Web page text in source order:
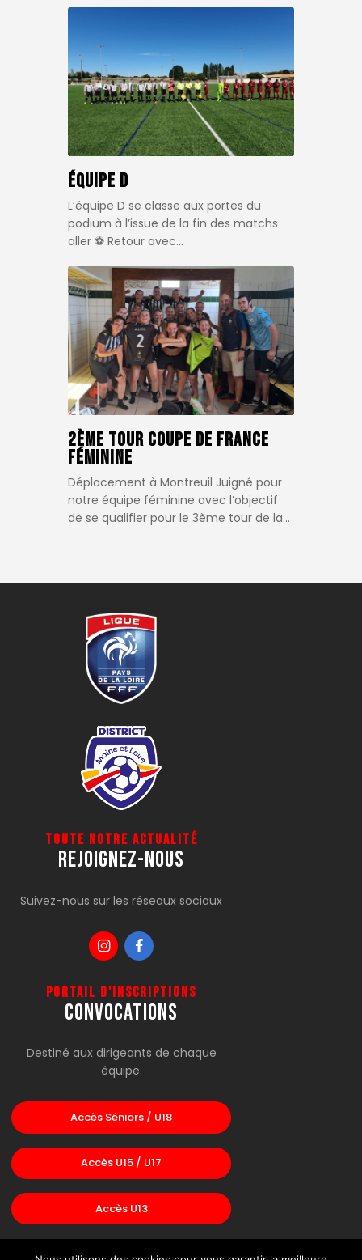
Équipe D
L’équipe D se classe aux portes du
podium à l’issue de la fin des matchs
aller ⚽️ Retour avec…
2ème tour Coupe de France
féminine
Déplacement à Montreuil Juigné pour
notre équipe féminine avec l’objectif
de se qualifier pour le 3ème tour de la…
Toute notre actualité
Rejoignez-Nous
Suivez-nous sur les réseaux sociaux
Portail d'inscriptions
CONVOCATIONS
Destiné aux dirigeants de chaque
équipe.
Accès Séniors / U18
Accès U15 / U17
Accès U13